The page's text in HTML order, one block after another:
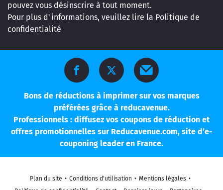
pouvez vous désinscrire à tout moment.
Pour plus d'informations, veuillez lire la Politique de
confidentialité
Bons de réductions à imprimer sur vos marques
préférées grâce à reducavenue.
Professionnels : diffusez vos coupons de réduction et
offres promotionnelles sur Reducavenue.com, site d’e-
couponing leader en France.
Plan du site • Conditions d'utilisation • Mentions légales •